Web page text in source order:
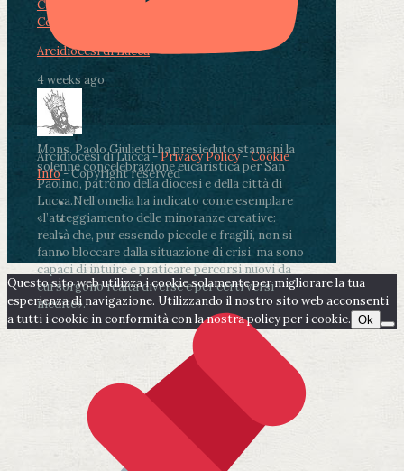
Condividi su Facebook
Condividi su LinkedIn
Arcidiocesi di Lucca
4 weeks ago
Mons. Paolo Giulietti ha presieduto stamani la
solenne concelebrazione eucaristica per San
Paolino, patrono della diocesi e della città di
Lucca.Nell’omelia ha indicato come esemplare
«l’atteggiamento delle minoranze creative:
realtà che, pur essendo piccole e fragili, non si
fanno bloccare dalla situazione di crisi, ma sono
capaci di intuire e praticare percorsi nuovi da
cui sorgono realtà diverse e per certi versi
inedite».
Arcidiocesi di Lucca -Privacy Policy-Cookie
Info- Copyright reserved
Questo sito web utilizza i cookie solamente per migliorare la tua
esperienza di navigazione. Utilizzando il nostro sito web acconsenti
a tutti i cookie in conformità con la nostra policy per i cookie. Ok